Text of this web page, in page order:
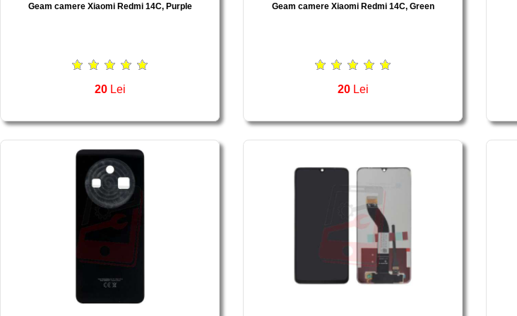
Geam camere Xiaomi Redmi 14C, Purple
20 Lei
Geam camere Xiaomi Redmi 14C, Green
20 Lei